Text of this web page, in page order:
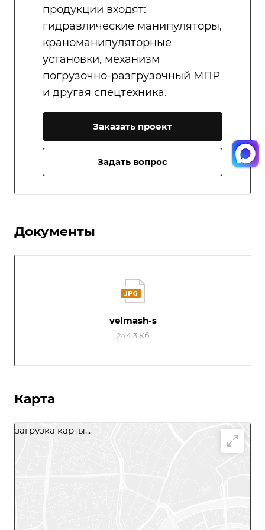
продукции входят:
гидравлические манипуляторы,
краноманипуляторные
установки, механизм
погрузочно-разгрузочный МПР
и другая спецтехника.
Заказать проект
Задать вопрос
Документы
velmash-s
244,3 Кб
Карта
загрузка карты...